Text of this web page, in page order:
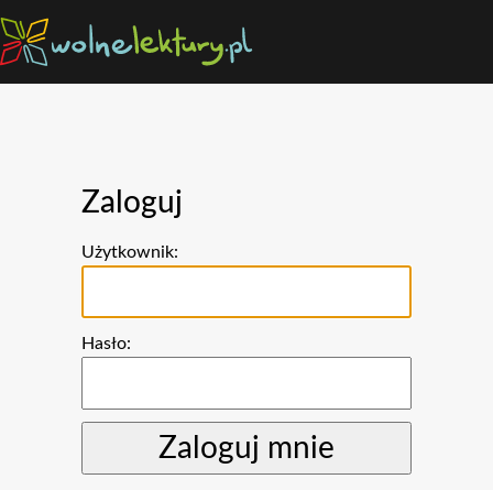
Zaloguj
Użytkownik:
Hasło: